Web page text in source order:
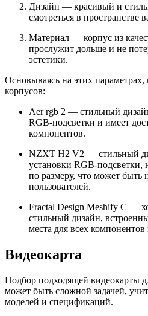
Дизайн — красивый и
смотреться в пространстве
Материал — корпус из
прослужит дольше и не
эстетики.
Основываясь на этих
корпусов:
Aer rgb 2 — стильный
RGB-подсветки и имеет
компонентов.
NZXT H2 V2 — стильный
установки RGB-
по размеру, что может быть
пользователей.
Fractal Design Meshify C —
стильный дизайн,
места для всех
Видеокарта
Подбор подходящей видеокарты
может быть сложной задачей,
моделей и спецификаций.